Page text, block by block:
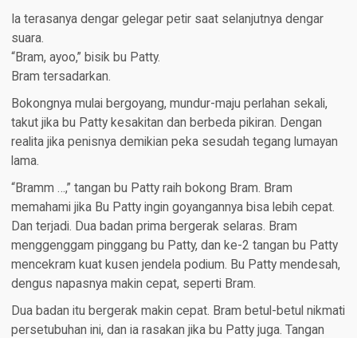
Ia terasanya dengar gelegar petir saat selanjutnya dengar
suara.
“Bram, ayoo,” bisik bu Patty.
Bram tersadarkan.
Bokongnya mulai bergoyang, mundur-maju perlahan sekali,
takut jika bu Patty kesakitan dan berbeda pikiran. Dengan
realita jika penisnya demikian peka sesudah tegang lumayan
lama.
“Bramm …,” tangan bu Patty raih bokong Bram. Bram
memahami jika Bu Patty ingin goyangannya bisa lebih cepat.
Dan terjadi. Dua badan prima bergerak selaras. Bram
menggenggam pinggang bu Patty, dan ke-2 tangan bu Patty
mencekram kuat kusen jendela podium. Bu Patty mendesah,
dengus napasnya makin cepat, seperti Bram.
Dua badan itu bergerak makin cepat. Bram betul-betul nikmati
persetubuhan ini, dan ia rasakan jika bu Patty juga. Tangan